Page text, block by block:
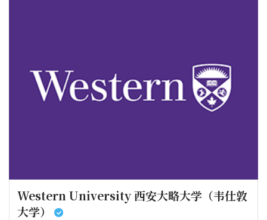
Western University 西安大略大学（韦仕敦
大学）